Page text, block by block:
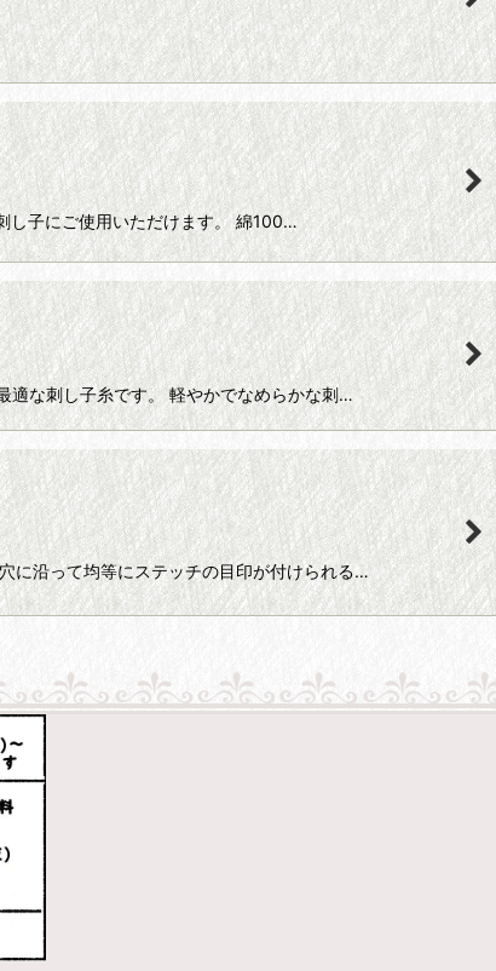
し子にご使用いただけます。 綿100…
な刺し子糸です。 軽やかでなめらかな刺…
沿って均等にステッチの目印が付けられる…